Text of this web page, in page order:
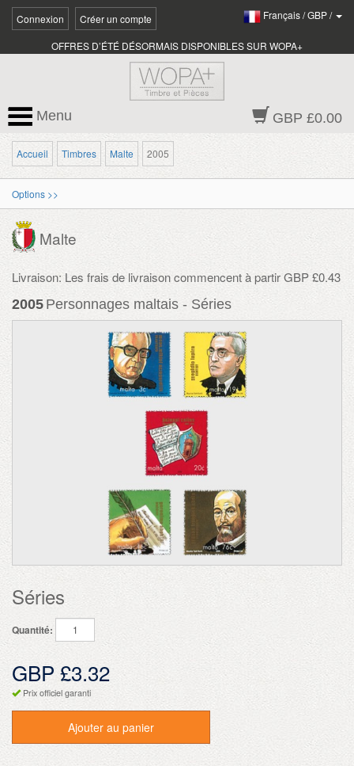
Connexion Créer un compte Français/GBP/
OFFRES D’ÉTÉ DÉSORMAIS DISPONIBLES SUR WOPA+
GBP £0.00
Menu
Accueil Timbres Malte 2005
Options >>
Malte
Livraison: Les frais de livraison commencent à partir GBP £0.43
2005 Personnages maltais - Séries
Séries
Quantité:
GBP £3.32
Prix officiel garanti
Ajouter au panier